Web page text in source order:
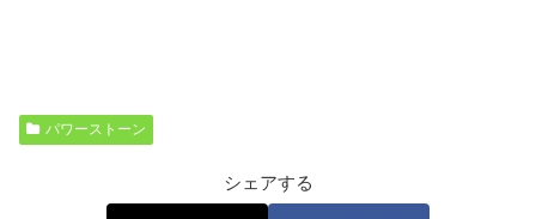
パワーストーン
シェアする